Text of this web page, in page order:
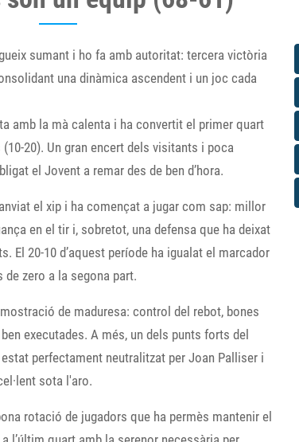
sumant i ho fa amb autoritat: tercera victòria
una dinàmica ascendent i un joc cada
amb la mà calenta i ha convertit el primer quart
20). Un gran encert dels visitants i poca
el Jovent a remar des de ben d’hora.
el xip i ha començat a jugar com sap: millor
en el tir i, sobretot, una defensa que ha deixat
El 20-10 d’aquest període ha igualat el marcador
zero a la segona part.
de maduresa: control del rebot, bones
executades. A més, un dels punts forts del
perfectament neutralitzat per Joan Palliser i
sota l'aro.
rotació de jugadors que ha permès mantenir el